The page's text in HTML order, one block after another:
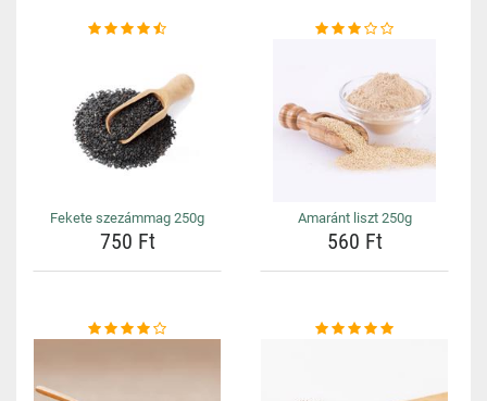
Fekete szezámmag 250g
750 Ft
Amaránt liszt 250g
560 Ft